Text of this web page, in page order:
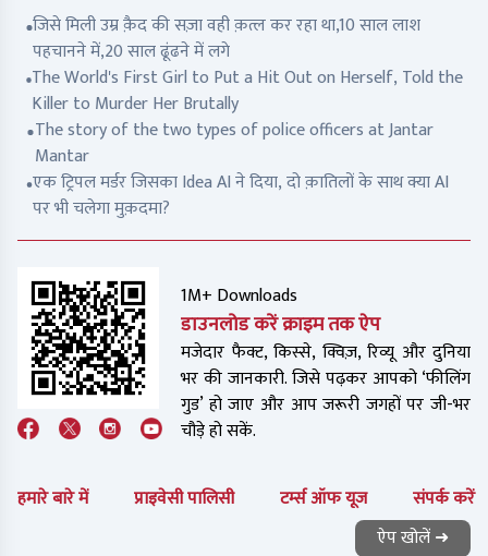
जिसे मिली उम्र क़ैद की सज़ा वही क़त्ल कर रहा था,10 साल लाश
पहचानने में,20 साल ढूंढने में लगे
The World's First Girl to Put a Hit Out on Herself, Told the
Killer to Murder Her Brutally
The story of the two types of police officers at Jantar
Mantar
एक ट्रिपल मर्डर जिसका Idea AI ने दिया, दो क़ातिलों के साथ क्या AI
पर भी चलेगा मुक़दमा?
1M+ Downloads
डाउनलोड करें क्राइम तक ऐप
मजेदार फैक्ट, किस्से, क्विज़, रिव्यू और दुनिया
भर की जानकारी. जिसे पढ़कर आपको ‘फीलिंग
गुड’ हो जाए और आप जरूरी जगहों पर जी-भर
चौड़े हो सकें.
हमारे बारे में प्राइवेसी पालिसी टर्म्स ऑफ यूज
संपर्क करें
ऐप खोलें ➜